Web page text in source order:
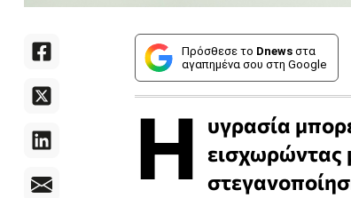
Πρόσθεσε το Dnews στα
αγαπημένα σου στη Google
Η υγρασία
εισχωρώντας